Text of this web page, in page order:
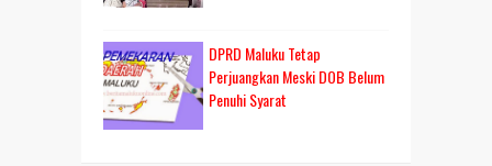
DPRD Maluku Tetap
Perjuangkan Meski DOB Belum
Penuhi Syarat